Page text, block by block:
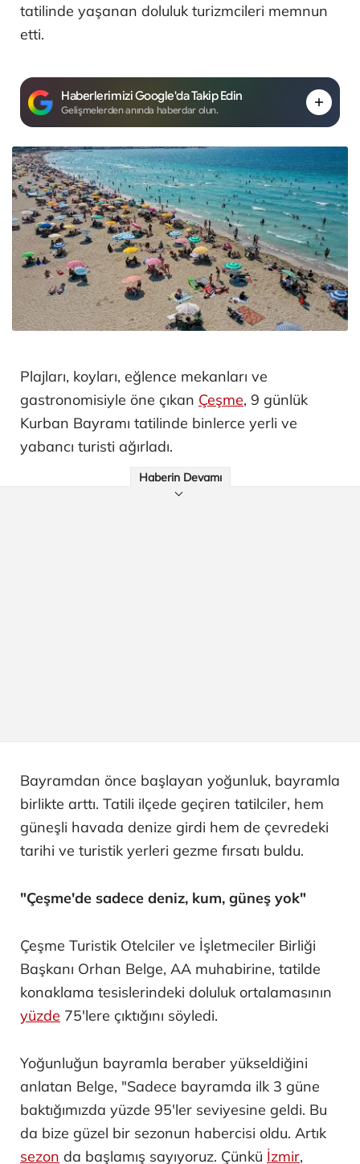
tatilinde yaşanan doluluk turizmcileri memnun
etti.
Haberlerimizi Google'da Takip Edin
Gelişmelerden anında haberdar olun.
Plajları, koyları, eğlence mekanları ve
gastronomisiyle öne çıkan Çeşme, 9 günlük
Kurban Bayramı tatilinde binlerce yerli ve
yabancı turisti ağırladı.
Haberin Devamı
Bayramdan önce başlayan yoğunluk, bayramla
birlikte arttı. Tatili ilçede geçiren tatilciler, hem
güneşli havada denize girdi hem de çevredeki
tarihi ve turistik yerleri gezme fırsatı buldu.
"Çeşme'de sadece deniz, kum, güneş yok"
Çeşme Turistik Otelciler ve İşletmeciler Birliği
Başkanı Orhan Belge, AA muhabirine, tatilde
konaklama tesislerindeki doluluk ortalamasının
yüzde 75'lere çıktığını söyledi.
Yoğunluğun bayramla beraber yükseldiğini
anlatan Belge, "Sadece bayramda ilk 3 güne
baktığımızda yüzde 95'ler seviyesine geldi. Bu
da bize güzel bir sezonun habercisi oldu. Artık
sezon da başlamış sayıyoruz. Çünkü İzmir,